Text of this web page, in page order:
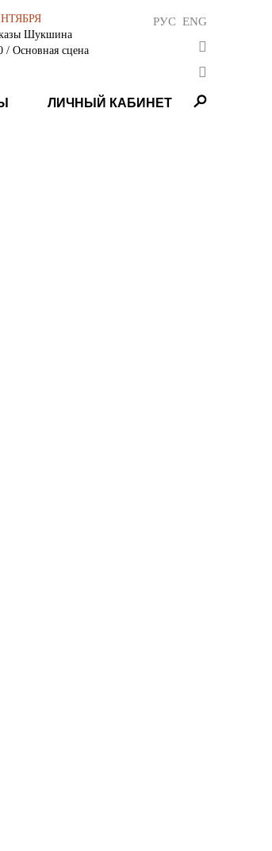
Шукшина
/ Основная сцена
РУС ENG
ЛИЧНЫЙ КАБИНЕТ